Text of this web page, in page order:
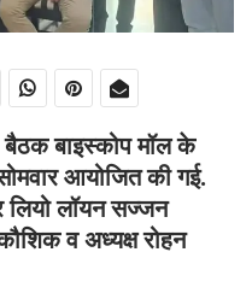
बैठक बाइस्कोप मॉल के
आयोजित की गई.
लियो लॉयन सज्जन
व अध्यक्ष रोहन